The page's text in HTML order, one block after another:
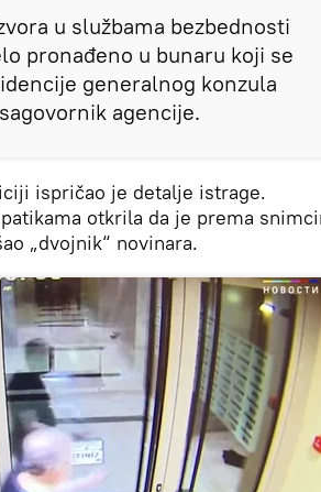
u službama bezbednosti
pronađeno u bunaru koji se
generalnog konzula
agencije.
ispričao je detalje istrage.
otkrila da je prema
„dvojnik“ novinara.